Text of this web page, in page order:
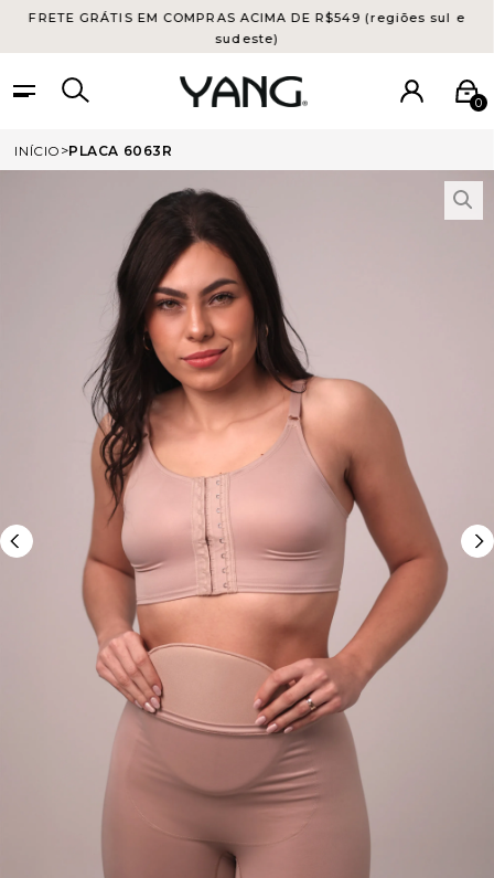
FRETE GRÁTIS EM COMPRAS ACIMA DE R$549 (regiões sul e
sudeste)
0
INÍCIO PLACA 6063R